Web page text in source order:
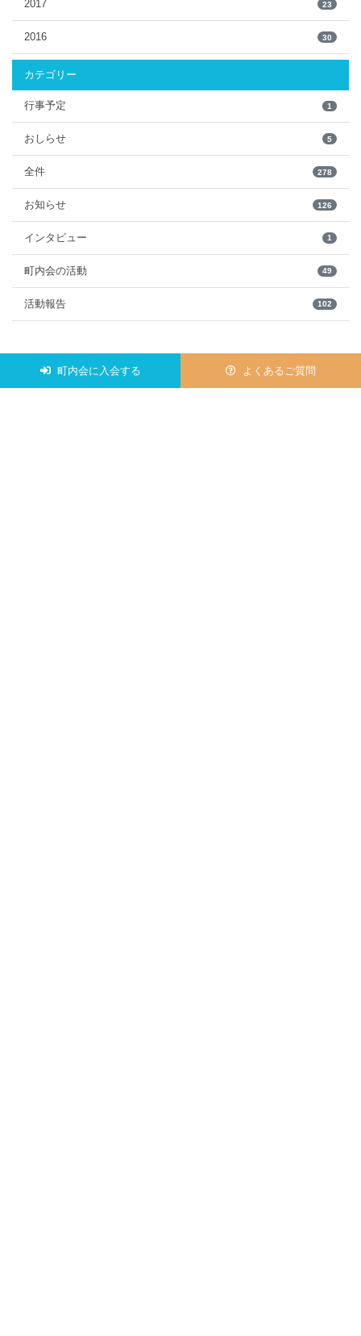
2017 23
2016 30
カテゴリー
行事予定 1
おしらせ 5
全件 278
お知らせ 126
インタビュー 1
町内会の活動 49
活動報告 102
町内会に入会する よくあるご質問